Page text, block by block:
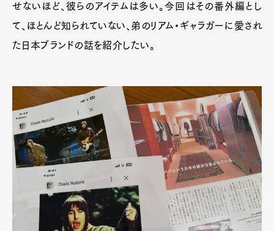
せないほど、彼らのアイテムは多い。今回はその番外編とし
て、ほとんど知られていない、弟のリアム・ギャラガーに愛され
た日本ブランドの話を紹介したい。